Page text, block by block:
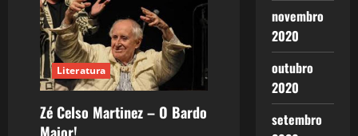
Literatura
Zé Celso Martinez – O Bardo
novembro
2020
outubro
2020
setembro